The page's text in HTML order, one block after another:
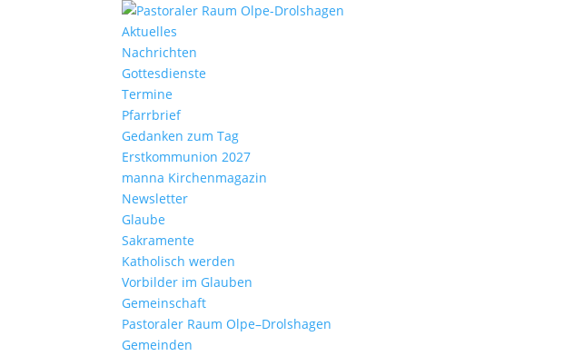
Aktu­elles
Nach­richten
Gottes­dienste
Termine
Pfarr­brief
Gedanken zum Tag
Erst­kom­mu­nion 2027
manna Kirchen­ma­gazin
News­letter
Glaube
Sakra­mente
Katho­lisch werden
Vorbilder im Glauben
Gemein­schaft
Pasto­raler Raum Olpe–Drolshagen
Gemeinden